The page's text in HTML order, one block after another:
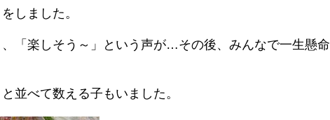
しました。
「楽しそう～」という声が…その後、みんなで一生懸命
並べて数える子もいました。